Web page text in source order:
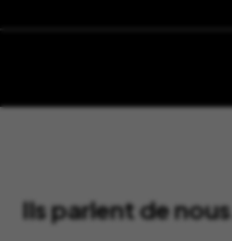
Ils parlent de nous.